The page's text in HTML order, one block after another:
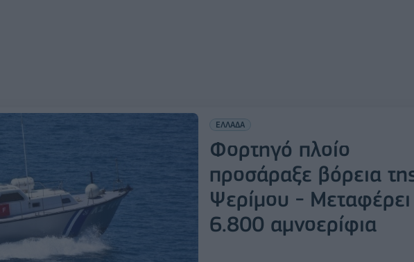
ΕΛΛΑΔΑ
Φορτηγό πλοίο
προσάραξε βόρεια
Ψερίμου - Μεταφέρει
6.800 αμνοερίφια